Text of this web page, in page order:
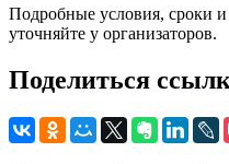
Подробные условия, сроки
уточняйте у организаторов.
Поделиться